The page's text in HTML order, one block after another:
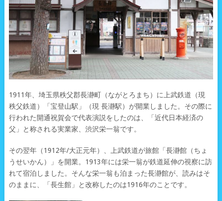
1911年、埼玉県秩父郡長瀞町（ながとろまち）に上武鉄道（現
秩父鉄道）「宝登山駅」（現 長瀞駅）が開業しました。その際に
行われた開通祝賀会で代表演説をしたのは、「近代日本経済の
父」と称される実業家、渋沢栄一翁です。
その翌年（1912年/大正元年）、上武鉄道が旅館「長瀞館（ちょ
うせいかん）」を開業。1913年には栄一翁が鉄道延伸の視察に訪
れて宿泊しました。そんな栄一翁も泊まった長瀞館が、読みはそ
のままに、「長生館」と改称したのは1916年のことです。